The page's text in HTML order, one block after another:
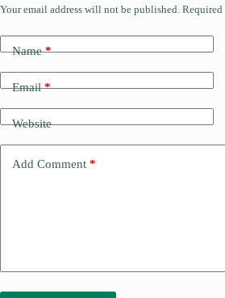
Your email address will not be published. Required
Name*
Email*
Website
Add Comment *